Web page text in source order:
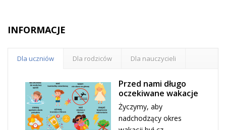
INFORMACJE
Dla uczniów Dla rodziców Dla nauczycieli
Przed nami długo
oczekiwane wakacje
Życzymy, aby
nadchodzący okres